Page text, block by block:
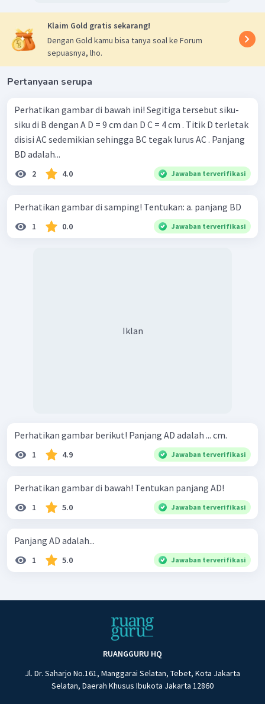
Klaim Gold gratis sekarang!
Dengan Gold kamu bisa tanya soal ke Forum
sepuasnya, lho.
Pertanyaan serupa
Perhatikan gambar di bawah ini! Segitiga tersebut siku-
siku di B dengan A D = 9 cm dan D C = 4 cm . Titik D terletak
disisi AC sedemikian sehingga BC tegak lurus AC . Panjang
BD adalah...
2 4.0 Jawaban terverifikasi
Perhatikan gambar di samping! Tentukan: a. panjang BD
1 0.0 Jawaban terverifikasi
Iklan
Perhatikan gambar berikut! Panjang AD adalah ... cm.
1 4.9 Jawaban terverifikasi
Perhatikan gambar di bawah! Tentukan panjang AD!
1 5.0 Jawaban terverifikasi
Panjang AD adalah...
1 5.0 Jawaban terverifikasi
RUANGGURU HQ
Jl. Dr. Saharjo No.161, Manggarai Selatan, Tebet, Kota Jakarta
Selatan, Daerah Khusus Ibukota Jakarta 12860